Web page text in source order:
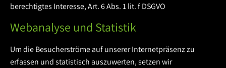
berechtigtes Interesse, Art. 6 Abs. 1 lit. f DSGVO
Webanalyse und Statistik
Um die Besucherströme auf unserer Internetpräsenz zu
erfassen und statistisch auszuwerten, setzen wir